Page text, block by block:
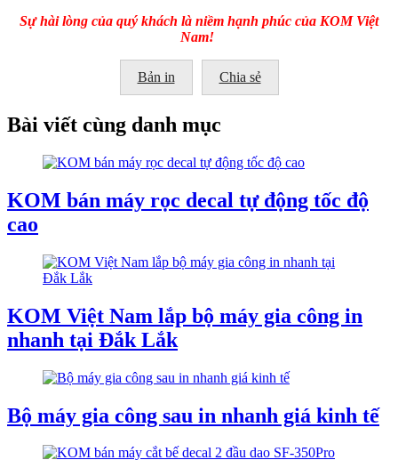
Sự hài lòng của quý khách là niềm hạnh phúc của KOM Việt
Nam!
Bản in Chia sẻ
Bài viết cùng danh mục
KOM bán máy rọc decal tự động tốc độ
cao
KOM Việt Nam lắp bộ máy gia công in
nhanh tại Đắk Lắk
Bộ máy gia công sau in nhanh giá kinh tế